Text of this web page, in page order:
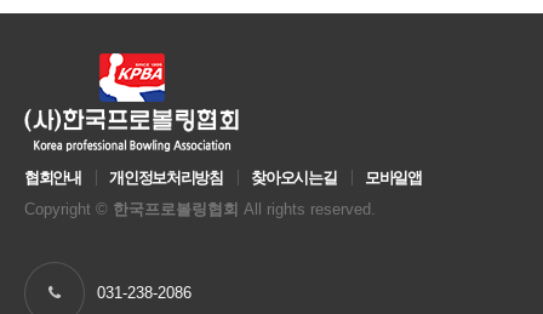
협회안내 개인정보처리방침 찾아오시는길
모바일앱
Copyright © 한국프로볼링협회 All rights reserved.
031-238-2086